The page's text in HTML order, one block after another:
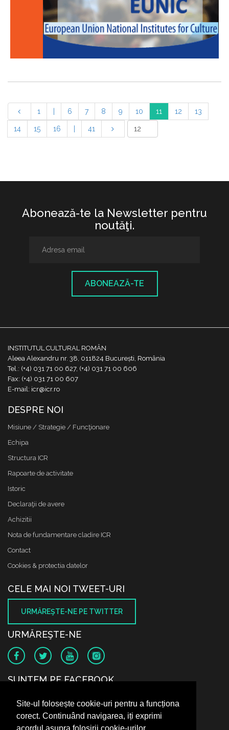
Site-ul folosește cookie-uri pentru a funcționa
corect. Continuând navigarea, iți exprimi
1 6 7 8 9 10 11 12 13
14 15 16 41
Abonează-te la Newsletter pentru
noutăţi.
ABONEAZĂ-TE
INSTITUTUL CULTURAL ROMÂN
Aleea Alexandru nr. 38, 011824 București, România
Tel.: (+4) 031 71 00 627, (+4) 031 71 00 606
Fax: (+4) 031 71 00 607
E-mail: icr@icr.ro
DESPRE NOI
Misiune / Strategie / Funcţionare
Echipa
Structura ICR
Rapoarte de activitate
Istoric
Declaraţii de avere
Achizitii
Nota de fundamentare cladire ICR
Contact
Cookies & protectia datelor
CELE MAI NOI TWEET-URI
URMĂREŞTE-NE PE TWITTER
URMĂREŞTE-NE
SUNTEM PE FACEBOOK